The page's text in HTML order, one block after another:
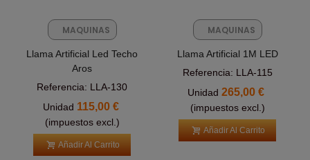
MAQUINAS
FX
Llama Artificial Led Techo
Aros
Referencia: LLA-130
Unidad 115,00 €
(impuestos excl.)
Añadir Al Carrito
MAQUINAS
FX
Llama Artificial 1M LED
Referencia: LLA-115
Unidad265,00 €
(impuestos excl.)
Añadir Al Carrito